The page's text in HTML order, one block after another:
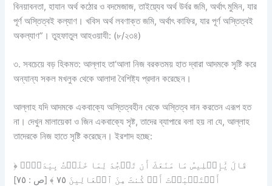
বিনয়াবনতা, হাযান অর্থ কঠোর ও বদমেজাজ, তাইয়্যেব অর্থ উর্বর জমি, অর্থাৎ মুমিন, যার
পূর্ণ অস্তিত্বই কল্যাণ। খবিস অর্থ লবণাক্ত জমি, অর্থাৎ কাফির, যার পূর্ণ অস্তিত্বই
অকল্যাণ”। তুহফাতুল আহওয়াযী: (৮/২৩৪)
৩. সবচেয়ে বড় হিকমত: আল্লাহ তা‘আলা নিজ বরকতময় হাত দ্বারা আদমকে সৃষ্টি করে
অন্যান্য সকল মখলুক থেকে আলাদা বৈশিষ্ট্য প্রদান করেছেন।
আল্লাহ যদি আদমকে একবাক্যে অস্তিত্বহীন থেকে অস্তিত্ব দান করতেন এরূপ হত
না। দেখুন মালায়েকা ও জিন একবাক্যে সৃষ্ট, তাদের ব্যাপারে বলা হয় না যে, আল্লাহ
তাদেরকে নিজ হাতে সৃষ্টি করেছেন। ইরশাদ হচ্ছে:
﴿ قَالَ يَٰٓإِبۡلِيسُ مَا مَنَعَكَ أَن تَسۡجُدَ لِمَا خَلَقۡتُ بِيَدَيَّۖ
أَسۡتَكۡبَرۡتَ أَمۡ كُنتَ مِنَ ٱلۡعَالِينَ ٧٥ ﴾ [ص : ٧٥]